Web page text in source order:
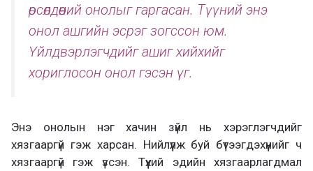
өрсөлдөөний онолыг гаргасан. Түүний энэ
онол ашгийн эсрэг зогссон юм.
Үйлдвэрлэгчдийг ашиг хийхийг
хориглосон онол гэсэн үг.
Энэ онолын нэг хачин зүйл нь хэрэглэгчдийг
хязгааргүй гэж харсан. Нийлүүлж буй бүтээгдэхүүнийг ч
хязгааргүй гэж үзсэн. Түүхий эдийн хязгаарлагдмал